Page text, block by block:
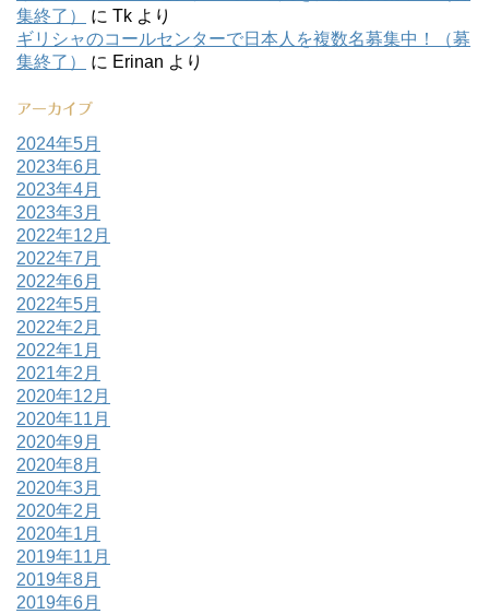
集終了）
に Tk より
ギリシャのコールセンターで日本人を複数名募集中！（募
集終了）
に Erinan より
アーカイブ
2024年5月
2023年6月
2023年4月
2023年3月
2022年12月
2022年7月
2022年6月
2022年5月
2022年2月
2022年1月
2021年2月
2020年12月
2020年11月
2020年9月
2020年8月
2020年3月
2020年2月
2020年1月
2019年11月
2019年8月
2019年6月